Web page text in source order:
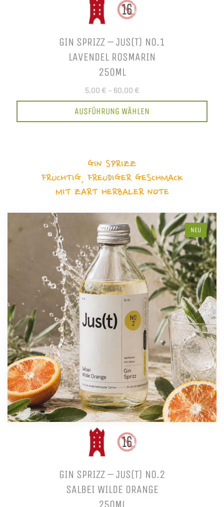
GIN SPRIZZ – JUS(T) NO.1
LAVENDEL ROSMARIN
250ML
5,00 € – 60,00 €
AUSFÜHRUNG WÄHLEN
GIN SPRIZZ
FRUCHTIG, FREUDIGER GESCHMACK
MIT ZART HERBALER NOTE
NEU
GIN SPRIZZ – JUS(T) NO.2
SALBEI WILDE ORANGE
250ML